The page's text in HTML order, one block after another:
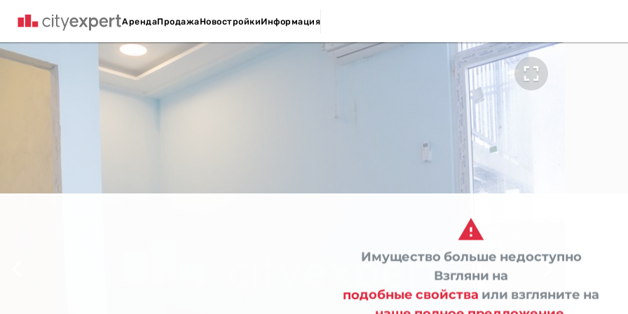
АрендаПродажаНовостройкиИнформация



Имущество больше недоступно
Взгляни на
подобные свойства или взгляните на